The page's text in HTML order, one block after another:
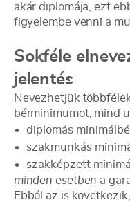
akár diplomája, ezt
figyelembe venni a
Sokféle
jelentés
Nevezhetjük
bérminimumot, mind
diplomás
szakmunkás
szakképzett
minden esetben a
Ebből az is